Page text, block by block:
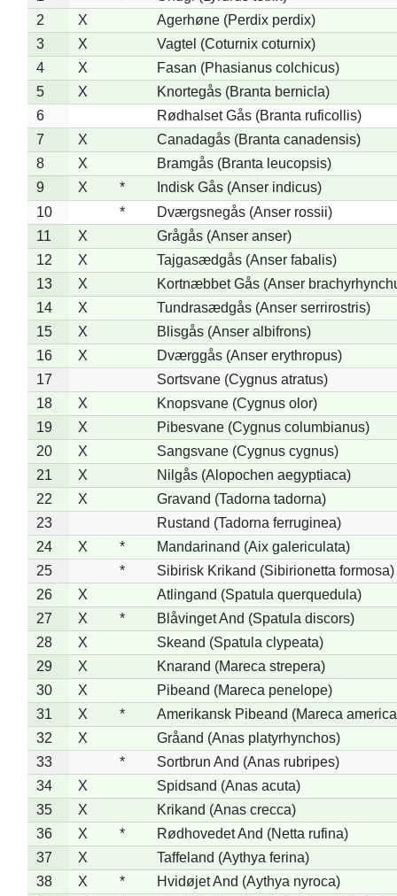
2
X
Agerhøne (Perdix perdix)
3
X
Vagtel (Coturnix coturnix)
4
X
Fasan (Phasianus colchicus)
5
X
Knortegås (Branta bernicla)
6
Rødhalset Gås (Branta ruficollis)
7
X
Canadagås (Branta canadensis)
8
X
Bramgås (Branta leucopsis)
9
X *
Indisk Gås (Anser indicus)
10
*
Dværgsnegås (Anser rossii)
11
X
Grågås (Anser anser)
12
X
Tajgasædgås (Anser fabalis)
13
X
Kortnæbbet Gås (Anser
14
X
Tundrasædgås (Anser serrirostris)
15
X
Blisgås (Anser albifrons)
16
X
Dværggås (Anser erythropus)
17
Sortsvane (Cygnus atratus)
18
X
Knopsvane (Cygnus olor)
19
X
Pibesvane (Cygnus columbianus)
20
X
Sangsvane (Cygnus cygnus)
21
X
Nilgås (Alopochen aegyptiaca)
22
X
Gravand (Tadorna tadorna)
23
Rustand (Tadorna ferruginea)
24
X *
Mandarinand (Aix galericulata)
25
*
Sibirisk Krikand (Sibirionetta formosa)
26
X
Atlingand (Spatula querquedula)
27
X *
Blåvinget And (Spatula discors)
28
X
Skeand (Spatula clypeata)
29
X
Knarand (Mareca strepera)
30
X
Pibeand (Mareca penelope)
31
X *
Amerikansk Pibeand (Mareca
32
X
Gråand (Anas platyrhynchos)
33
*
Sortbrun And (Anas rubripes)
34
X
Spidsand (Anas acuta)
35
X
Krikand (Anas crecca)
36
X *
Rødhovedet And (Netta rufina)
37
X
Taffeland (Aythya ferina)
38
X *
Hvidøjet And (Aythya nyroca)